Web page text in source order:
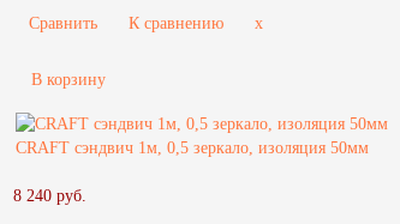
Сравнить К сравнению x
В корзину
CRAFT сэндвич 1м, 0,5 зеркало, изоляция 50мм
8 240 руб.